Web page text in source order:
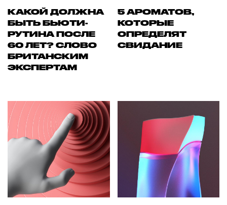
КАКОЙ ДОЛЖНА
БЫТЬ БЬЮТИ-
РУТИНА ПОСЛЕ
60 ЛЕТ? СЛОВО
БРИТАНСКИМ
ЭКСПЕРТАМ
5 АРОМАТОВ,
КОТОРЫЕ
ОПРЕДЕЛЯТ
СВИДАНИЕ